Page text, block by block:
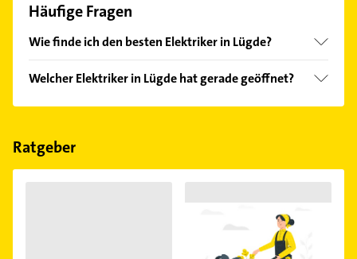
Häufige Fragen
Wie finde ich den besten Elektriker in Lügde?
Kundenmeinungen und profitieren Sie von den
Empfehlungen. Die Suchergebnisse können Sie sich
Welcher Elektriker in Lügde hat gerade geöffnet?
Im Anbieter-Bereich finden Sie alleÖffnungszeiten.
Feiertagen abweichen können.
Ratgeber